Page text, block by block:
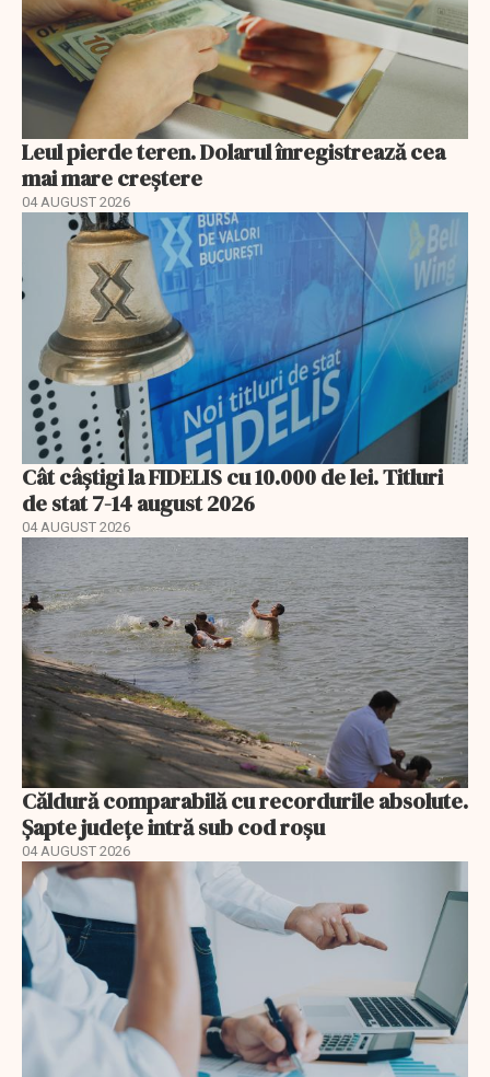
Leul pierde teren. Dolarul înregistrează cea
mai mare creștere
04 AUGUST 2026
Cât câștigi la FIDELIS cu 10.000 de lei. Titluri
de stat 7-14 august 2026
04 AUGUST 2026
Căldură comparabilă cu recordurile absolute.
Șapte județe intră sub cod roșu
04 AUGUST 2026